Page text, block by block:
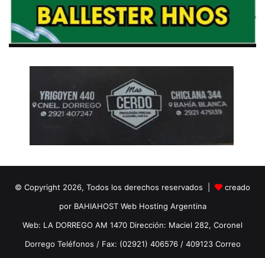
© Copyright 2026, Todos los derechos reservados |
creado
por BAHIAHOST Web Hosting Argentina
Web: LA DORREGO AM 1470 Dirección: Maciel 282, Coronel
Dorrego Teléfonos / Fax: (02921) 406576 / 409123 Correo